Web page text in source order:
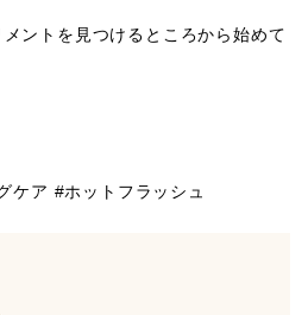
ントを見つけるところから始めて
ケア #ホットフラッシュ